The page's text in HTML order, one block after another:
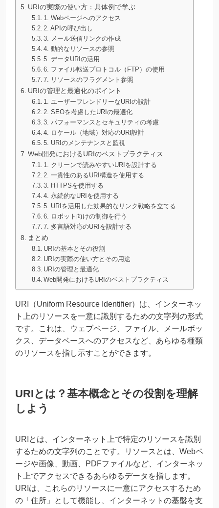
URIの実際の使い方：具体例で学ぶ
1. Webページへのアクセス
2. APIの呼び出し
3. メール送信リンクの作成
4. 動的なリソースの参照
5. データURIの活用
6. ファイル転送プロトコル（FTP）の使用
7. リソースのフラグメント参照
URIの管理と最適化のポイント
1. ユーザーフレンドリーなURIの設計
2. SEOを考慮したURIの最適化
3. パフォーマンスとセキュリティの考慮
4. ロケール（地域）対応のURI設計
5. URIのメンテナンスと監視
Web開発におけるURIのベストプラクティス
1. クリーンで読みやすいURIを設計する
2. 一貫性のあるURI構造を使用する
3. HTTPSを使用する
4. 永続的なURIを使用する
5. URIを活用した効果的なリンク戦略を立てる
6. ロボット向けの制御を行う
7. 多言語対応のURIを設計する
まとめ
URIの基本とその役割
URIの実際の使い方とその用途
URIの管理と最適化
Web開発におけるURIのベストプラクティス
URI（Uniform Resource Identifier）は、インターネッ
ト上のリソースを一意に識別するための文字列の形式
です。これは、ウェブページ、ファイル、メールボッ
クス、データベースへのアクセスなど、あらゆる種類
のリソースを指し示すことができます。
URIとは？基本概念とその役割を理解
しよう
URIとは、インターネット上で特定のリソースを識別
するための文字列のことです。リソースとは、Webペ
ージや画像、動画、PDFファイルなど、インターネッ
ト上でアクセスできるあらゆるデータを指します。
URIは、これらのリソースに一意にアクセスするため
の「住所」として機能し、インターネットの基盤を支